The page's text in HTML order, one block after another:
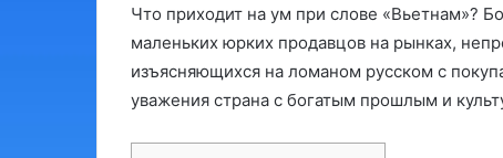
Что приходит на ум при слове «Вьетнам»?
маленьких юрких продавцов на рынках,
изъясняющихся на ломаном русском с
уважения страна с богатым прошлым и